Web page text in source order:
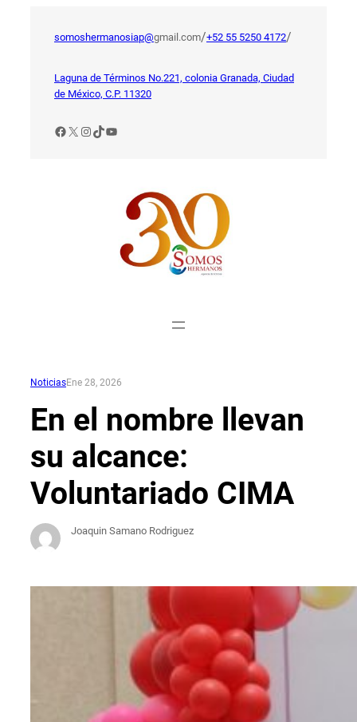
somoshermanosiap@gmail.com/+52 55 5250 4172/
Laguna de Términos No.221, colonia Granada, Ciudad
de México, C.P. 11320
Facebook
X Instagram
TikTok
YouTube
NoticiasEne 28, 2026
En el nombre llevan
su alcance:
Voluntariado CIMA
Joaquin Samano Rodriguez